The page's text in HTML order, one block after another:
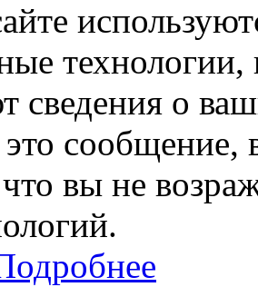
технологии,
сведения о
сообщение,
что вы не